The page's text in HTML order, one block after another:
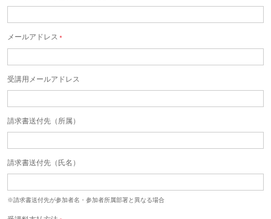
メールアドレス ＊
受講用メールアドレス
請求書送付先（所属）
請求書送付先（氏名）
※請求書送付先が参加者名・参加者所属部署と異なる場合